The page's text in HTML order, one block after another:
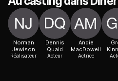
Norman
Jewison
Réalisateur
Dennis
Quaid
Acteur
Andie
MacDowell
Actrice